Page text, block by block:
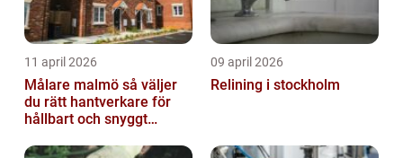
11 april 2026
Målare malmö så väljer
du rätt hantverkare för
hållbart och snyggt
09 april 2026
Relining i stockholm